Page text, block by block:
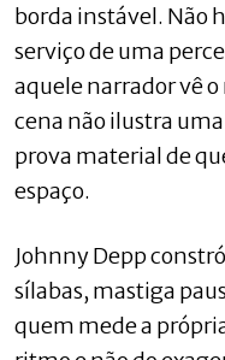
borda instável. Não
serviço de uma
aquele narrador vê
cena não ilustra
prova material de
espaço.
Johnny Depp
sílabas, mastiga
quem mede a